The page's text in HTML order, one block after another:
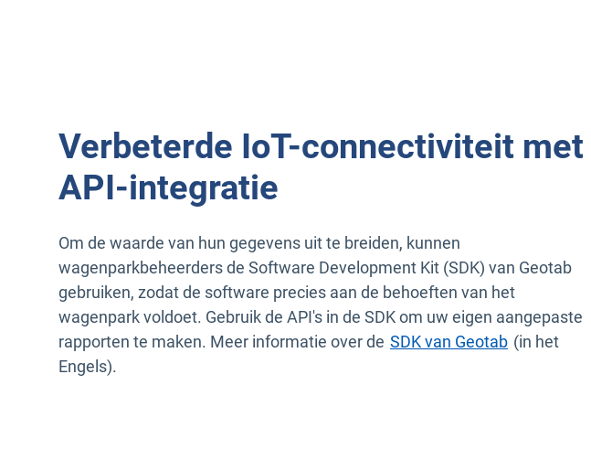
Verbeterde IoT-connectiviteit met
API-integratie
Om de waarde van hun gegevens uit te breiden, kunnen
wagenparkbeheerders de Software Development Kit (SDK) van Geotab
gebruiken, zodat de software precies aan de behoeften van het
wagenpark voldoet. Gebruik de API's in de SDK om uw eigen aangepaste
rapporten te maken. Meer informatie over de SDK van Geotab (in het
Engels).